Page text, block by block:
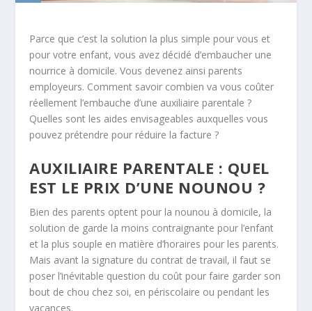
Parce que c’est la solution la plus simple pour vous et
pour votre enfant, vous avez décidé d’embaucher une
nourrice à domicile. Vous devenez ainsi parents
employeurs. Comment savoir combien va vous coûter
réellement l’embauche d’une auxiliaire parentale ?
Quelles sont les aides envisageables auxquelles vous
pouvez prétendre pour réduire la facture ?
AUXILIAIRE PARENTALE : QUEL
EST LE PRIX D’UNE NOUNOU ?
Bien des parents optent pour la nounou à domicile, la
solution de garde la moins contraignante pour l’enfant
et la plus souple en matière d’horaires pour les parents.
Mais avant la signature du contrat de travail, il faut se
poser l’inévitable question du coût pour faire garder son
bout de chou chez soi, en périscolaire ou pendant les
vacances.